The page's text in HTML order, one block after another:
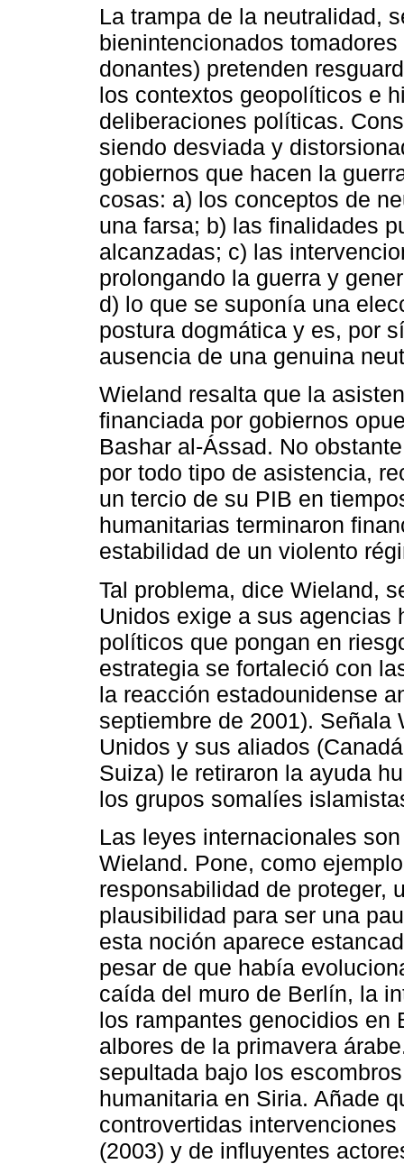
La trampa de la neutralidad,
bienintencionados
donantes) pretenden
los contextos geopolíticos e
deliberaciones políticas.
siendo desviada y
gobiernos que hacen la
cosas: a) los conceptos de
una farsa; b) las finalidades
alcanzadas; c) las
prolongando la guerra y
d) lo que se suponía una
postura dogmática y es, por
ausencia de una genuina
Wieland resalta que la
financiada por gobiernos
Bashar al-Ássad. No
por todo tipo de asistencia,
un tercio de su PIB en
humanitarias terminaron
estabilidad de un violento
Tal problema, dice Wieland,
Unidos exige a sus agencias
políticos que pongan en
estrategia se fortaleció con
la reacción estadounidense
septiembre de 2001). Señala
Unidos y sus aliados
Suiza) le retiraron la ayuda
los grupos somalíes
Las leyes internacionales
Wieland. Pone, como
responsabilidad de proteger,
plausibilidad para ser una
esta noción aparece
pesar de que había
caída del muro de Berlín, la
los rampantes genocidios en
albores de la primavera
sepultada bajo los
humanitaria en Siria. Añade
controvertidas
(2003) y de influyentes